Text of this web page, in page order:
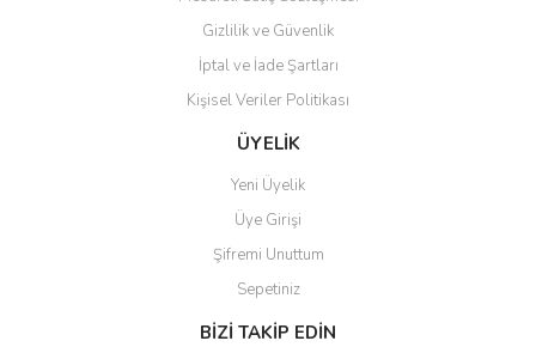
Gönder
Gizlilik ve Güvenlik
İptal ve İade Şartları
Kişisel Veriler Politikası
ÜYELİK
Yeni Üyelik
Üye Girişi
Şifremi Unuttum
Sepetiniz
BİZİ TAKİP EDİN